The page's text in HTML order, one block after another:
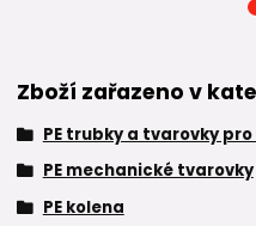
Zboží zařazeno v
PE trubky a tvarovky
PE mechanické tvarovky
PE kolena